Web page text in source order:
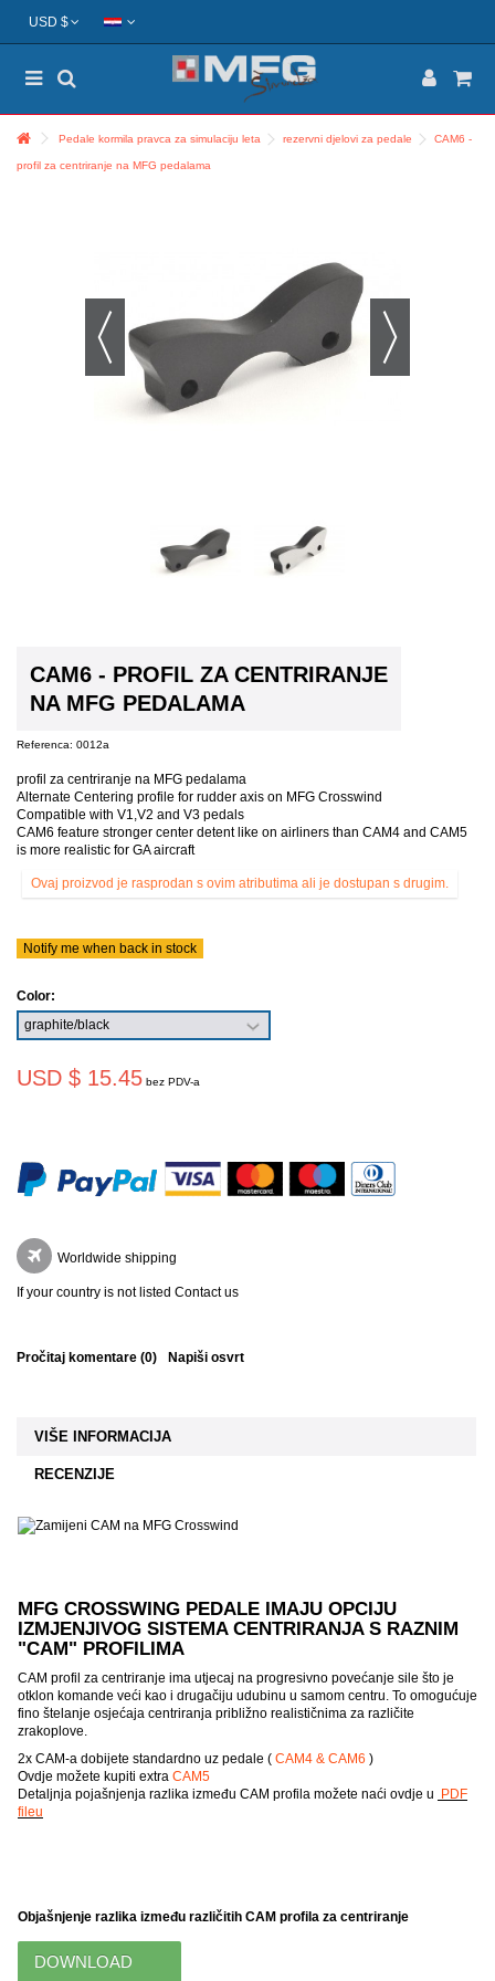
USD $
Pedale kormila pravca za simulaciju leta rezervni djelovi za pedale CAM6 -
profil za centriranje na MFG pedalama
CAM6 - PROFIL ZA CENTRIRANJE
NA MFG PEDALAMA
Referenca: 0012a
profil za centriranje na MFG pedalama
Alternate Centering profile for rudder axis on MFG Crosswind
Compatible with V1,V2 and V3 pedals
CAM6 feature stronger center detent like on airliners than CAM4 and CAM5
is more realistic for GA aircraft
Ovaj proizvod je rasprodan s ovim atributima ali je dostupan s drugim.
Color:
USD $ 15.45 bez PDV-a
Worldwide shipping
If your country is not listed Contact us
Pročitaj komentare (0) Napiši osvrt
VIŠE INFORMACIJA
RECENZIJE
MFG CROSSWING PEDALE IMAJU OPCIJU
IZMJENJIVOG SISTEMA CENTRIRANJA S RAZNIM
"CAM" PROFILIMA
CAM profil za centriranje ima utjecaj na progresivno povećanje sile što je
otklon komande veći kao i drugačiju udubinu u samom centru. To omogućuje
fino štelanje osjećaja centriranja približno realističnima za različite
zrakoplove.
2x CAM-a dobijete standardno uz pedale ( CAM4 & CAM6 )
Ovdje možete kupiti extra CAM5
Detaljnja pojašnjenja razlika između CAM profila možete naći ovdje u PDF
fileu
Objašnjenje razlika između različitih CAM profila za centriranje
DOWNLOAD